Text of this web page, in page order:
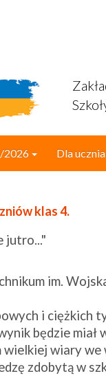
2026 Dla ucznia
klas 4.
jutro..."
im.
i ciężkich
będzie
wiary we
zdobytą w